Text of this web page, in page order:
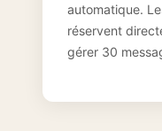
automatique.
réservent
gérer 30